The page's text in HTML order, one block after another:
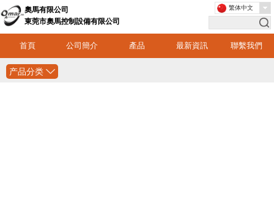
奧馬有限公司
東莞市奧馬控制設備有限公司
首頁 公司簡介 產品 最新資訊 聯繫我們
繁体中文
产品分类